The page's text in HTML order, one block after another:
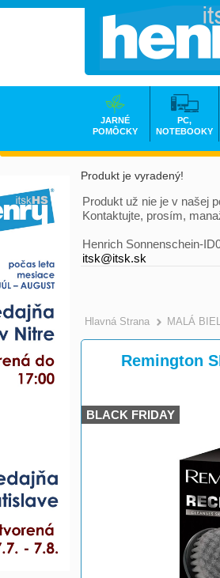
Produkt je vyradený!
Produkt už nie je v našej
Kontaktujte, prosím,
Henrich Sonnenschein-
itsk@itsk.sk
Hlavná Strana MALÁ
Remington
BLACK FRIDAY
JARNÉ
POMÔCKY
PC,
NOTEBOOKY